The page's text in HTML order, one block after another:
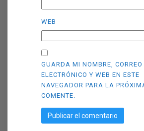
WEB
GUARDA MI NOMBRE, CORREO
ELECTRÓNICO Y WEB EN ESTE
NAVEGADOR PARA LA
COMENTE.